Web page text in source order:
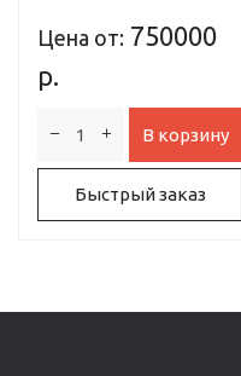
Цена от: 750000
р.
В корзину
Быстрый заказ